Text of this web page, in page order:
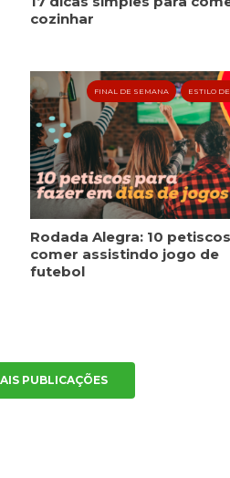
cozinhar
FINAL DE SEMANA ESTILO
Rodada Alegra: 10
comer assistindo jogo de
futebol
PUBLICAÇÕES
Publicidade
ao visitar nosso
site, você
aumenta a
chance de ver
conteúdo e
ofertas
personalizadas.